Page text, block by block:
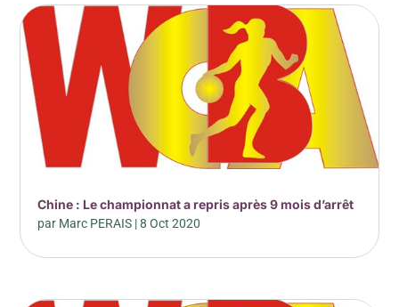
Chine : Le championnat a repris après 9 mois d’arrêt
par Marc PERAIS |8 Oct 2020